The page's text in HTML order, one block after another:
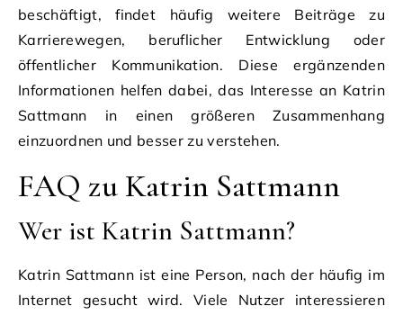
beschäftigt, findet häufig weitere Beiträge zu
Karrierewegen, beruflicher Entwicklung oder
öffentlicher Kommunikation. Diese ergänzenden
Informationen helfen dabei, das Interesse an Katrin
Sattmann in einen größeren Zusammenhang
einzuordnen und besser zu verstehen.
FAQ zu Katrin Sattmann
Wer ist Katrin Sattmann?
Katrin Sattmann ist eine Person, nach der häufig im
Internet gesucht wird. Viele Nutzer interessieren